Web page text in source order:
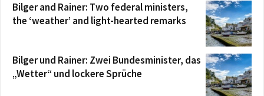
Bilger and Rainer: Two federal ministers,
the ‘weather’ and light-hearted remarks
Bilger und Rainer: Zwei Bundesminister, das
„Wetter“ und lockere Sprüche